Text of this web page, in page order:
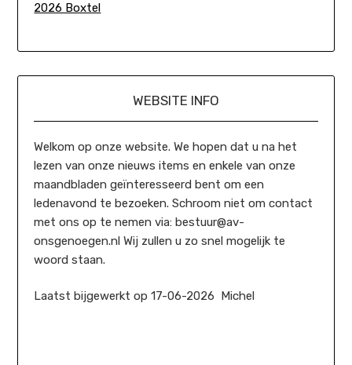
2026 Boxtel
WEBSITE INFO
Welkom op onze website. We hopen dat u na het
lezen van onze nieuws items en enkele van onze
maandbladen geïnteresseerd bent om een
ledenavond te bezoeken. Schroom niet om contact
met ons op te nemen via: bestuur@av-
onsgenoegen.nl Wij zullen u zo snel mogelijk te
woord staan.
Laatst bijgewerkt op 17-06-2026 Michel